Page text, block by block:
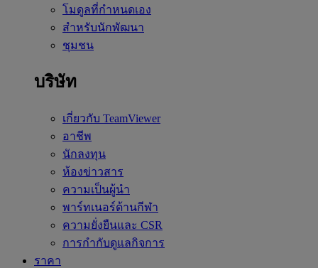
โมดูลที่กำหนดเอง
สำหรับนักพัฒนา
ชุมชน
บริษัท
เกี่ยวกับ TeamViewer
อาชีพ
นักลงทุน
ห้องข่าวสาร
ความเป็นผู้นำ
พาร์ทเนอร์ด้านกีฬา
ความยั่งยืนและ CSR
การกำกับดูแลกิจการ
ราคา